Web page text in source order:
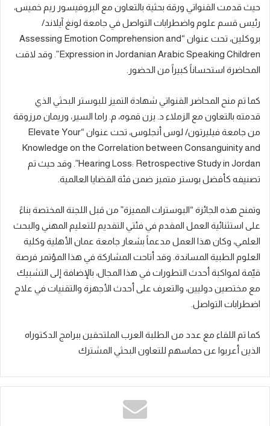
حيث قدمت القنواتي ورقة بحثية بالتعاون مع البروفيسور ريم خميس،
رئيس قسم علوم واضطرابات التواصل في جامعة لونغ آيلاند/
بروكلين، تحت عنوان “Assessing Emotion Comprehension and
Expression in Jordanian Arabic Speaking Children”. وقد لاقت
المحاضرة استحساناً كبيراً من الحضور.
كما تم منح المحاضر القنواتي شهادة التميز للبوستر البحثي الذي
قدمته بالتعاون مع الزملاء د. يزن قموه، م. راما السير، وريمان مرزوقة
من جامعة فيليرتون/ لوس أنجلوس، تحت عنوان “Elevate Your
Knowledge on the Correlation between Consanguinity and
Hearing Loss: Retrospective Study in Jordan”. وقد حيث تم
تصنيفه كأفضل بوستر متميز ضمن فئة القضايا العالمية.
وتمنح هذه الجائزة “البوسترات المميزة” من قبل اللجنة المختصة بناءً
على استثنائية العمل المقدم في فئتي التقديم للتعليم المهني والبحث
العلمي، وكان هذا العمل مدعماً بشعار جامعة عمان الأهلية وكلية
العلوم الطبية المساندة. وقد أتاحت المشاركة في هذا المؤتمر فرصة
قيّمة لمواكبة أحدث التطورات في هذا المجال، بالإضافة إلى التشبيك
مع مختصين دوليين، والتعرف على أحدث الأجهزة والتقنيات في علاج
اضطرابات التواصل.
كما تم اللقاء مع عدد من الطلبة العرب الملتحقين ببرامج الدكتوراه
الذين أعربوا عن حماسهم للتعاون البحثي المشترك